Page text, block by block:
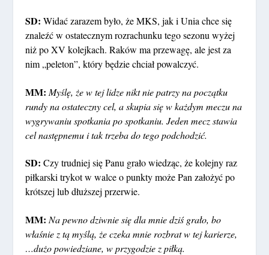
SD:Widać zarazem było, że MKS, jak i Unia chce się
znaleźć w ostatecznym rozrachunku tego sezonu wyżej
niż po XV kolejkach. Raków ma przewagę, ale jest za
nim „peleton”, który będzie chciał powalczyć.
MM: Myślę, że w tej lidze nikt nie patrzy na początku
rundy na ostateczny cel, a skupia się w każdym meczu na
wygrywaniu spotkania po spotkaniu. Jeden mecz stawia
cel następnemu i tak trzeba do tego podchodzić.
SD:Czy trudniej się Panu grało wiedząc, że kolejny raz
piłkarski trykot w walce o punkty może Pan założyć po
krótszej lub dłuższej przerwie.
MM: Na pewno dziwnie się dla mnie dziś grało, bo
właśnie z tą myślą, że czeka mnie rozbrat w tej karierze,
…dużo powiedziane, w przygodzie z piłką.